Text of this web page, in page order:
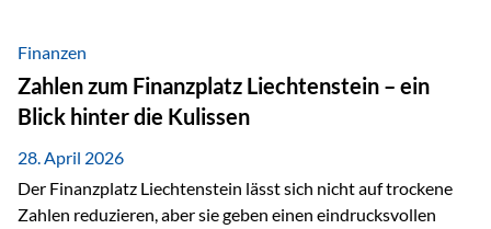
Wirtschaftswachstum, verändern die Spielregeln für
Investoren. Produktivität adressiert genau diese
Herausforderungen, da wirtschaftliches Wachstum
langfristig durch Produktivitätssteigerung entsteht, also
durch die Fähigkeit von Unternehmen, mehr…
Finanzen
Zahlen zum Finanzplatz Liechtenstein – ein
Blick hinter die Kulissen
28. April 2026
Der Finanzplatz Liechtenstein lässt sich nicht auf trockene
Zahlen reduzieren, aber sie geben einen eindrucksvollen